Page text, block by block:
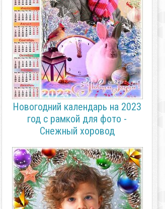
Новогодний календарь на 2023
год с рамкой для фото -
Снежный хоровод